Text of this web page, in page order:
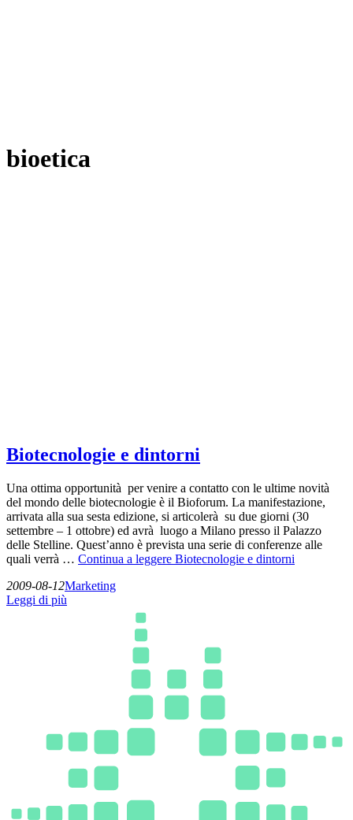
bioetica
Biotecnologie e dintorni
Una ottima opportunità per venire a contatto con le ultime novità
del mondo delle biotecnologie è il Bioforum. La manifestazione,
arrivata alla sua sesta edizione, si articolerà su due giorni (30
settembre – 1 ottobre) ed avrà luogo a Milano presso il Palazzo
delle Stelline. Quest’anno è prevista una serie di conferenze alle
quali verrà … Continua a leggere Biotecnologie e dintorni
2009-08-12Marketing
Leggi di più